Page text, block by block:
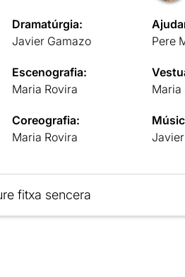
Dramatúrgia:
Javier Gamazo
Pere
Escenografia:
Maria Rovira
Maria
Coreografia:
Maria Rovira
fitxa sencera